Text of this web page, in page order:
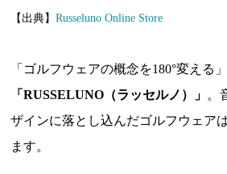
【出典】Russeluno Online Store
「ゴルフウェアの概念を180°変える
「RUSSELUNO（ラッセルノ）」 。
ザインに落とし込んだゴルフウェア
ます。